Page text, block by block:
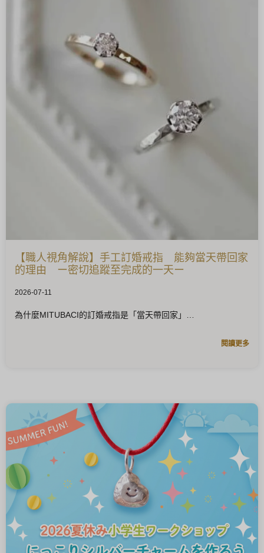
【職人視角解說】手工訂婚戒指 能夠當天帶回家
的理由 ー密切追蹤至完成的一天ー
2026-07-11
為什麼MITUBACI的訂婚戒指是「當天帶回家」
閱讀更多